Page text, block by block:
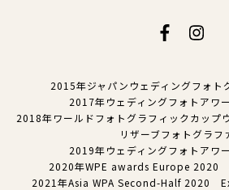
2015年ジャパンウェディングフォト
2017年ウェディングフォトアワ
2018年ワールドフォトグラフィックカップ
リザーブフォトグラフ
2019年ウェディングフォトアワ
2020年WPE awards Europe 2020
2021年Asia WPA Second-Half 2020